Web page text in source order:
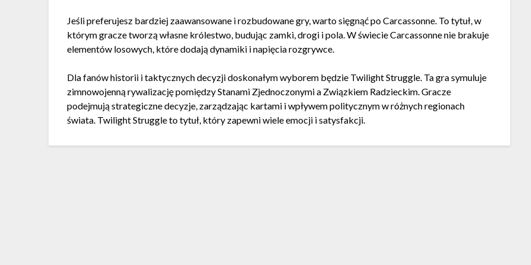
Jeśli preferujesz bardziej zaawansowane i rozbudowane gry, warto sięgnąć po Carcassonne. To tytuł, w
którym gracze tworzą własne królestwo, budując zamki, drogi i pola. W świecie Carcassonne nie brakuje
elementów losowych, które dodają dynamiki i napięcia rozgrywce.
Dla fanów historii i taktycznych decyzji doskonałym wyborem będzie Twilight Struggle. Ta gra symuluje
zimnowojenną rywalizację pomiędzy Stanami Zjednoczonymi a Związkiem Radzieckim. Gracze
podejmują strategiczne decyzje, zarządzając kartami i wpływem politycznym w różnych regionach
świata. Twilight Struggle to tytuł, który zapewni wiele emocji i satysfakcji.